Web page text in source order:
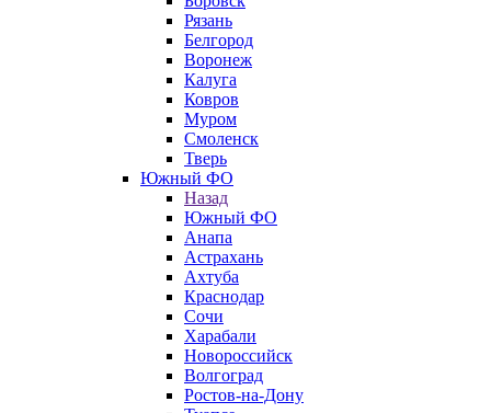
Рязань
Белгород
Воронеж
Калуга
Ковров
Муром
Смоленск
Тверь
Южный ФО
Назад
Южный ФО
Анапа
Астрахань
Ахтуба
Краснодар
Сочи
Харабали
Новороссийск
Волгоград
Ростов-на-Дону